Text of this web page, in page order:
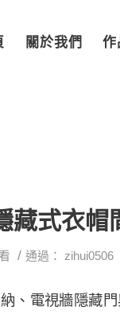
關於我們 作
藏式衣帽
/ 通過： zihui0506
、電視牆隱藏